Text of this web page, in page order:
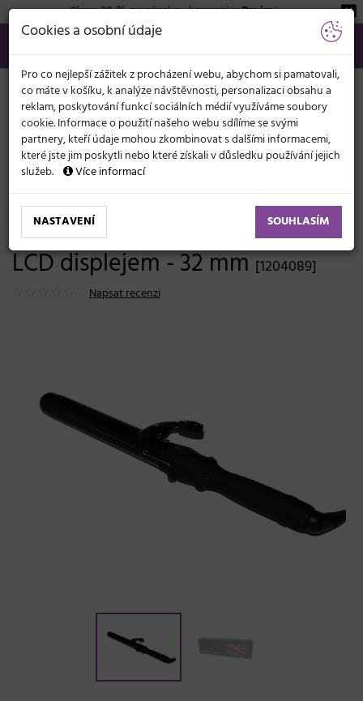
Sleva 20 %na pánskou kosmetikuBeviro!
566 440 099
info@svetkadernictvi.cz
Po−pá: 8−17
Vše o nákupu Kč
KATEGORIE
MENU
Elektronika Kulmy Klasické
Kulma na vlasy Fox Optima s
LCD displejem - 32 mm [1204089]
Napsat recenzi
Cookies a osobní údaje
Pro co nejlepší zážitek z procházení webu, abychom si pamatovali,
co máte v košíku, k analýze návštěvnosti, personalizaci obsahu a
reklam, poskytování funkcí sociálních médií využíváme soubory
cookie. Informace o použití našeho webu sdílíme se svými
partnery, kteří údaje mohou zkombinovat s dalšími informacemi,
které jste jim poskytli nebo které získali v důsledku používání jejich
služeb.
Více informací
NASTAVENÍ SOUHLASÍM